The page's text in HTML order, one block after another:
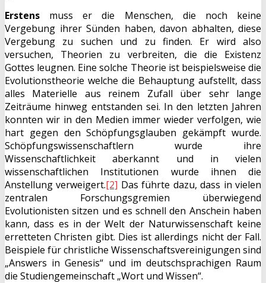
Erstens muss er die Menschen, die noch keine
Vergebung ihrer Sünden haben, davon abhalten, diese
Vergebung zu suchen und zu finden. Er wird also
versuchen, Theorien zu verbreiten, die die Existenz
Gottes leugnen. Eine solche Theorie ist beispielsweise die
Evolutionstheorie welche die Behauptung aufstellt, dass
alles Materielle aus reinem Zufall über sehr lange
Zeiträume hinweg entstanden sei. In den letzten Jahren
konnten wir in den Medien immer wieder verfolgen, wie
hart gegen den Schöpfungsglauben gekämpft wurde.
Schöpfungswissenschaftlern wurde ihre
Wissenschaftlichkeit aberkannt und in vielen
wissenschaftlichen Institutionen wurde ihnen die
Anstellung verweigert.[2] Das führte dazu, dass in vielen
zentralen Forschungsgremien überwiegend
Evolutionisten sitzen und es schnell den Anschein haben
kann, dass es in der Welt der Naturwissenschaft keine
erretteten Christen gibt. Dies ist allerdings nicht der Fall.
Beispiele für christliche Wissenschaftsvereinigungen sind
„Answers in Genesis“ und im deutschsprachigen Raum
die Studiengemeinschaft „Wort und Wissen“.